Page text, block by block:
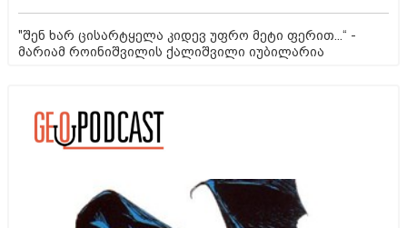
"შენ ხარ ცისარტყელა კიდევ უფრო მეტი ფერით...“ -
მარიამ როინიშვილის ქალიშვილი იუბილარია